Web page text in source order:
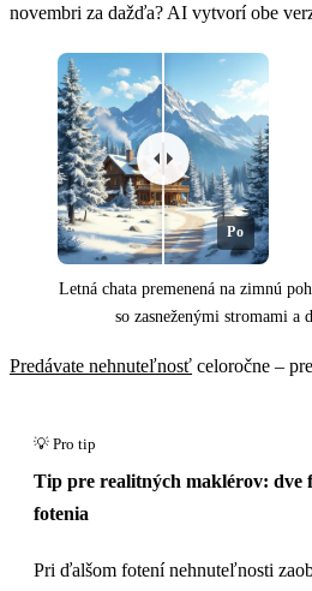
novembri za dažďa? AI vytvorí obe
Pred
Po
Letná chata premenená na zimnú
so zasneženými stromami a
Predávate nehnuteľnosť celoročne –
Tip pre realitných maklérov: dve
fotenia
Pri ďalšom fotení nehnuteľnosti